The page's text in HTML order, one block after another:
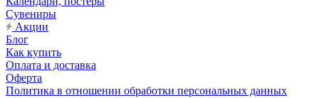
Сувениры
Акции
Блог
Как купить
Оплата и доставка
Оферта
Политика в отношении обработки персональных данных